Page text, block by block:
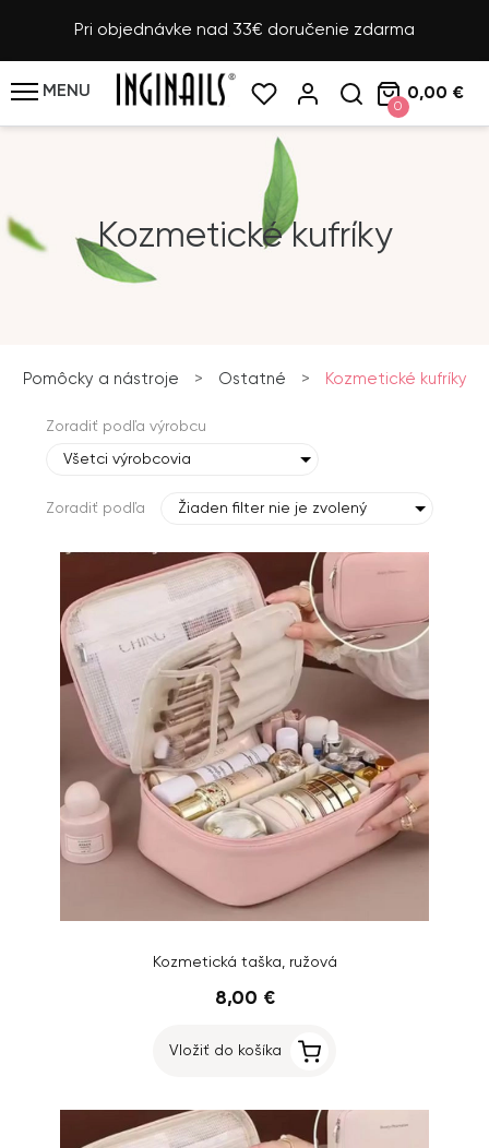
Pri objednávke nad 33€ doručenie zdarma
MENU
0
0,00 €
Kozmetické kufríky
Pomôcky a nástroje > Ostatné > Kozmetické kufríky
Zoradiť podľa výrobcu
Všetci výrobcovia
Zoradiť podľa Žiaden filter nie je zvolený
Kozmetická taška, ružová
8,00 €
Vložiť do košíka